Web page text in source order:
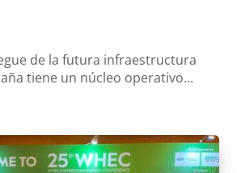
de la futura infraestructura
tiene un núcleo operativo...